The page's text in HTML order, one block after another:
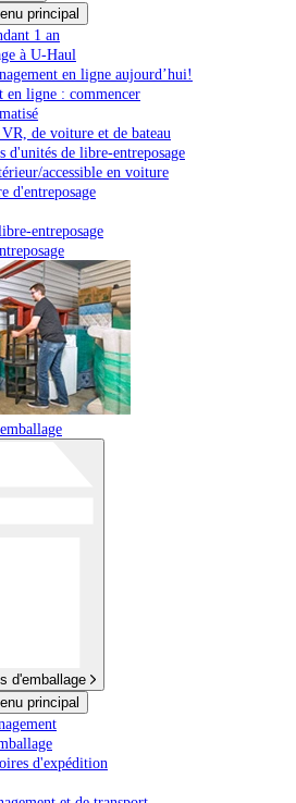
principal
1 an
à U-Haul
en ligne aujourd’hui!
en ligne : commencer
de voiture et de bateau
d'unités de libre-entreposage
accessible en voiture
d'entreposage
entreposage
d'emballage
principal
d'expédition